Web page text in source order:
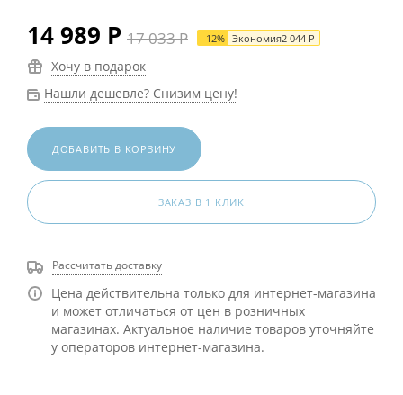
14 989 Р 17 033Р -12% Экономия2 044 Р
Хочу в подарок
Нашли дешевле? Снизим цену!
ДОБАВИТЬ В КОРЗИНУ
ЗАКАЗ В 1 КЛИК
Рассчитать доставку
Цена действительна только для интернет-магазина
и может отличаться от цен в розничных
магазинах. Актуальное наличие товаров уточняйте
у операторов интернет-магазина.